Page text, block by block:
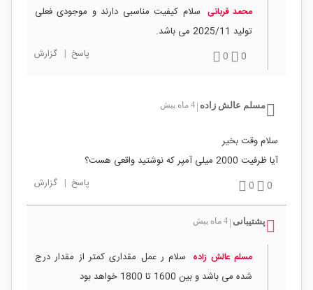
محمد قربانی سلام کیفیت مناسبی دارند و موجودی فعلی
تولید 2025/11 می باشد.
0
0 پاسخ | گزارش
مسلم عالش زاده 4 ماه پیش
سلام وقت بخیر
آیا ظرفیت 2000 میلی آمپر که نوشتید واقعی هست؟
0
0 پاسخ | گزارش
پشتیبانی 4 ماه پیش
مسلم عالش زاده سلام ر عمل مقداری کمتر از مقدار درج
شده می باشد و بین 1600 تا 1800 خواهد بود